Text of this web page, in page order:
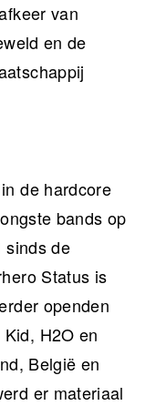
van
en de
de hardcore
bands op
sinds de
Status is
openden
H2O en
België en
er materiaal